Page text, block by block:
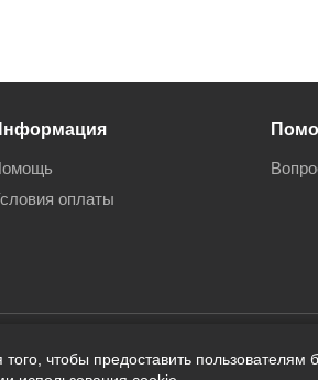
чтобы предоставить
оплаты